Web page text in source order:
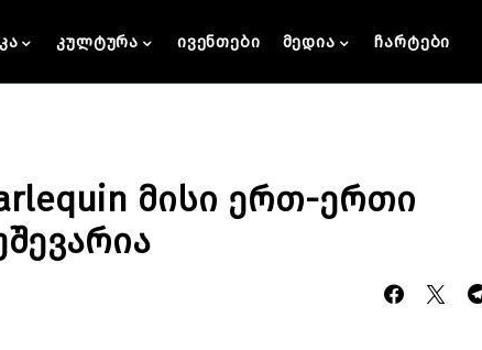
კულტურა ივენთები მედია ჩარტები
მისი ერთ-ერთი